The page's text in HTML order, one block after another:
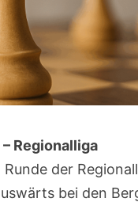
Regionalliga
der
bei den